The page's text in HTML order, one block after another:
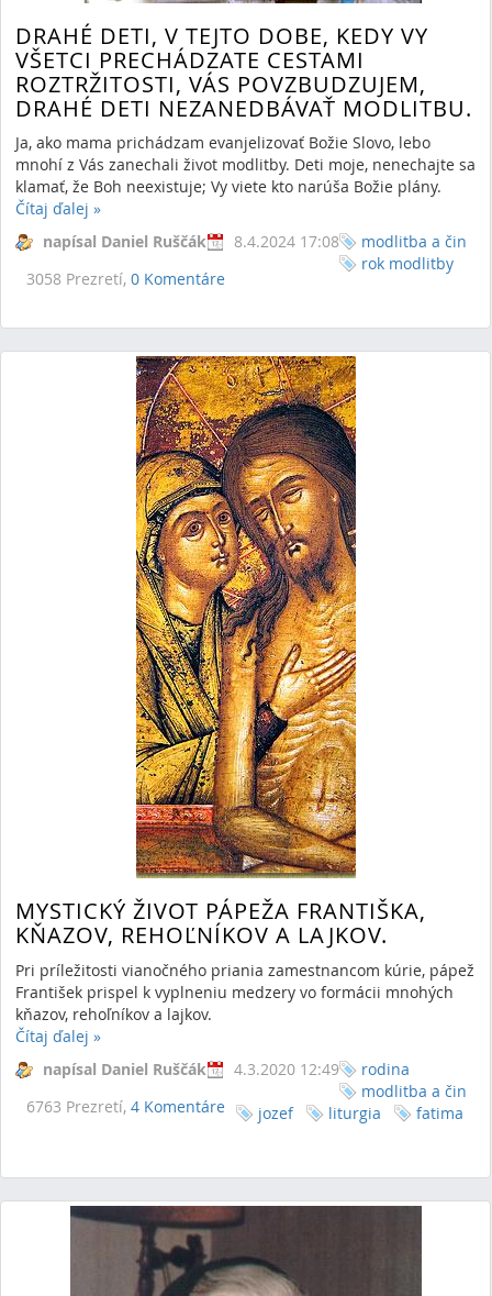
DRAHÉ DETI, V TEJTO DOBE, KEDY VY
VŠETCI PRECHÁDZATE CESTAMI
ROZTRŽITOSTI, VÁS POVZBUDZUJEM,
DRAHÉ DETI NEZANEDBÁVAŤ MODLITBU.
Ja, ako mama prichádzam evanjelizovať Božie Slovo, lebo
mnohí z Vás zanechali život modlitby. Deti moje, nenechajte sa
klamať, že Boh neexistuje; Vy viete kto narúša Božie plány.
Čítaj ďalej »
napísal Daniel Ruščák
8.4.2024 17:08
3058 Prezretí, 0 Komentáre
modlitba a čin
rok modlitby
MYSTICKÝ ŽIVOT PÁPEŽA FRANTIŠKA,
KŇAZOV, REHOĽNÍKOV A LAJKOV.
Pri príležitosti vianočného priania zamestnancom kúrie, pápež
František prispel k vyplneniu medzery vo formácii mnohých
kňazov, rehoľníkov a lajkov.
Čítaj ďalej »
napísal Daniel Ruščák
4.3.2020 12:49
6763 Prezretí, 4 Komentáre
rodina
modlitba a čin
jozef
liturgia fatima